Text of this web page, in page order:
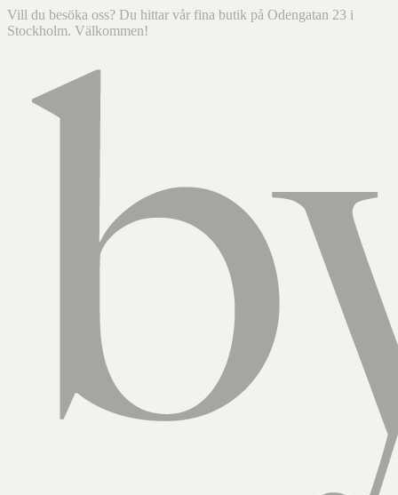
Vill du besöka oss? Du hittar vår fina butik på Odengatan 23 i
Stockholm. Välkommen!